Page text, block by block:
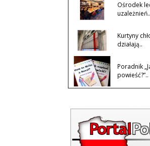
Ośrodek
uzależnień..
Kurtyny
działają..
Poradnik
powieść?”..